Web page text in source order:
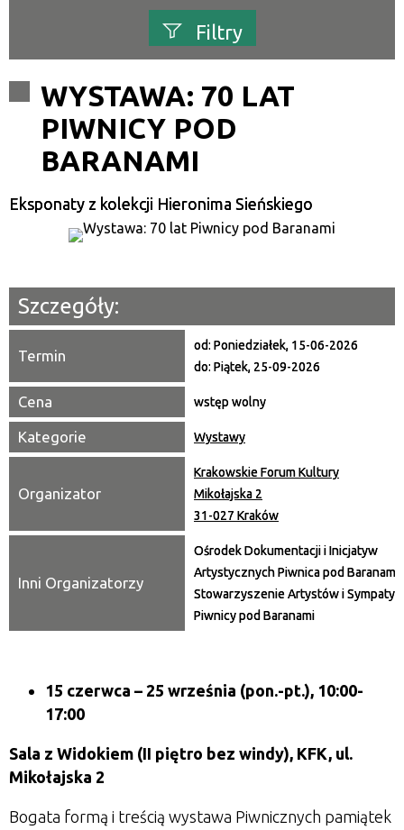
Filtry
Kategoria
Trwające w zakresie
—
Miejsce
Promowane
WYSTAWA: 70 LAT
PIWNICY POD
BARANAMI
Eksponaty z kolekcji Hieronima Sieńskiego
Szczegóły:
Termin
od: Poniedziałek, 15-06-2026
do: Piątek, 25-09-2026
Cena wstęp wolny
Kategorie Wystawy
Organizator
Krakowskie Forum Kultury
Mikołajska 2
31-027 Kraków
Inni Organizatorzy
Ośrodek Dokumentacji i Inicjatyw
Artystycznych Piwnica pod Baranami,
Stowarzyszenie Artystów i
Piwnicy pod Baranami
15 czerwca – 25 września (pon.-pt.), 10:00-
17:00
Sala z Widokiem (II piętro bez windy), KFK, ul.
Mikołajska 2
Bogata formą i treścią wystawa Piwnicznych pamiątek